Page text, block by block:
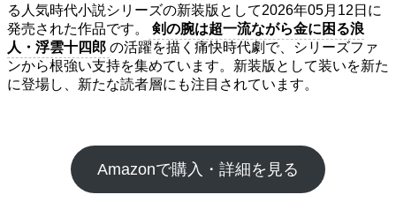
る人気時代小説シリーズの新装版として2026年05月12日に
発売された作品です。
剣の腕は超一流ながら金に困る浪
人・浮雲十四郎 の活躍を描く痛快時代劇で、シリーズファ
ンから根強い支持を集めています。新装版として装いを新た
に登場し、新たな読者層にも注目されています。
Amazonで購入・詳細を見る